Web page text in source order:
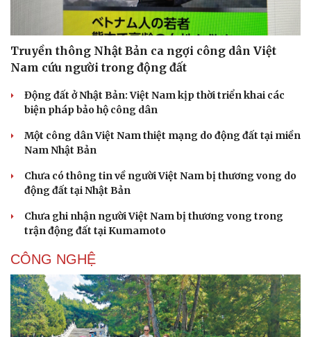
Truyền thông Nhật Bản ca ngợi công dân Việt
Nam cứu người trong động đất
Động đất ở Nhật Bản: Việt Nam kịp thời triển khai các
biện pháp bảo hộ công dân
Một công dân Việt Nam thiệt mạng do động đất tại miền
Nam Nhật Bản
Chưa có thông tin về người Việt Nam bị thương vong do
động đất tại Nhật Bản
Chưa ghi nhận người Việt Nam bị thương vong trong
trận động đất tại Kumamoto
CÔNG NGHỆ